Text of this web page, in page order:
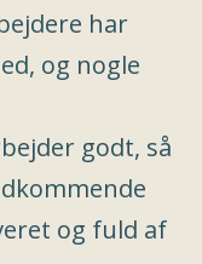
har
og nogle
godt, så
og fuld af